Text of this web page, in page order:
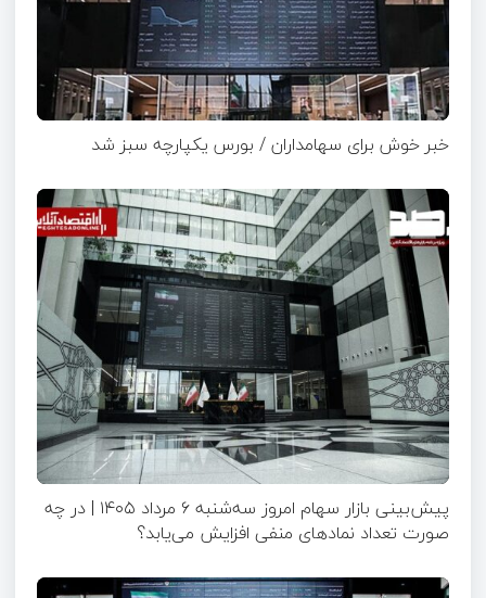
خبر خوش برای سهامداران / بورس یکپارچه سبز شد
پیش‌بینی بازار سهام امروز سه‌شنبه ۶ مرداد ۱۴۰۵ | در چه
صورت تعداد نماد‌های منفی افزایش می‌یابد؟